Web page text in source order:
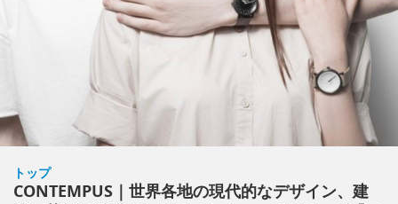
トップ
CONTEMPUS｜世界各地の現代的なデザイン、建